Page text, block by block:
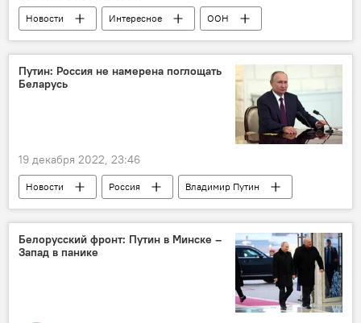
Новости Интересное
ООН
Анджелина Джоли
Скандал
Путин: Россия не намерена поглощать
Беларусь
19 декабря 2022, 23:46
Новости Россия
Владимир Путин
Беларусь
Александр Лукашенко
переговоры
Белорусский фронт: Путин в Минске –
Запад в панике